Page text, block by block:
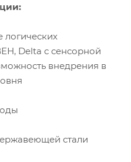
логических
Delta с сенсорной
внедрения в
стали